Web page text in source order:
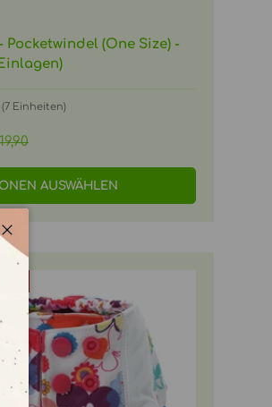
Pocketwindel (One Size) -
Einheiten)
Preis
AUSWÄHLEN
Schließen